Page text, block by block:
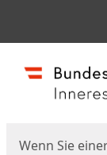
Start
Wenn Sie